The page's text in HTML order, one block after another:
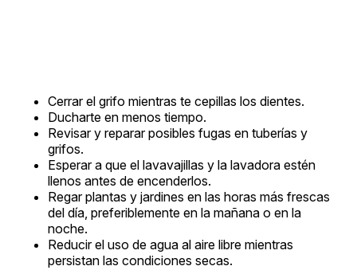
Cerrar el grifo mientras te cepillas los dientes.
Ducharte en menos tiempo.
Revisar y reparar posibles fugas en tuberías y
grifos.
Esperar a que el lavavajillas y la lavadora estén
llenos antes de encenderlos.
Regar plantas y jardines en las horas más frescas
del día, preferiblemente en la mañana o en la
noche.
Reducir el uso de agua al aire libre mientras
persistan las condiciones secas.